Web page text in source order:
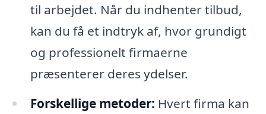
til arbejdet. Når du indhenter tilbud,
kan du få et indtryk af, hvor grundigt
og professionelt firmaerne
præsenterer deres ydelser.
Forskellige metoder: Hvert firma kan